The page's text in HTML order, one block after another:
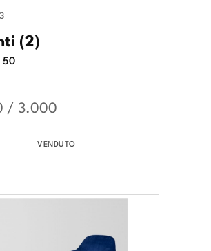
(2)
50
/ 3.000
VENDUTO